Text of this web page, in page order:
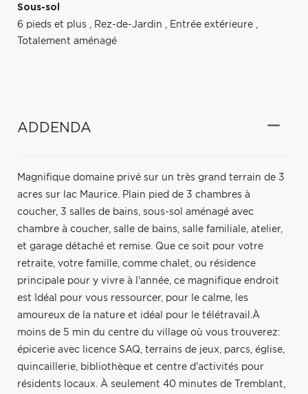
Sous-sol
6 pieds et plus , Rez-de-Jardin , Entrée extérieure ,
Totalement aménagé
ADDENDA
Magnifique domaine privé sur un très grand terrain de 3
acres sur lac Maurice. Plain pied de 3 chambres à
coucher, 3 salles de bains, sous-sol aménagé avec
chambre à coucher, salle de bains, salle familiale, atelier,
et garage détaché et remise. Que ce soit pour votre
retraite, votre famille, comme chalet, ou résidence
principale pour y vivre à l'année, ce magnifique endroit
est Idéal pour vous ressourcer, pour le calme, les
amoureux de la nature et idéal pour le télétravail.À
moins de 5 min du centre du village où vous trouverez:
épicerie avec licence SAQ, terrains de jeux, parcs, église,
quincaillerie, bibliothèque et centre d'activités pour
résidents locaux. À seulement 40 minutes de Tremblant,